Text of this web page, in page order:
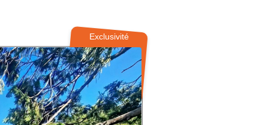
Exclusivité